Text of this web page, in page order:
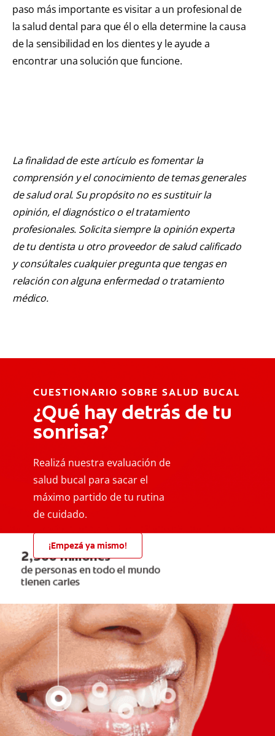
paso más importante es visitar a un profesional de
la salud dental para que él o ella determine la causa
de la sensibilidad en los dientes y le ayude a
encontrar una solución que funcione.
La finalidad de este artículo es fomentar la
comprensión y el conocimiento de temas generales
de salud oral. Su propósito no es sustituir la
opinión, el diagnóstico o el tratamiento
profesionales. Solicita siempre la opinión experta
de tu dentista u otro proveedor de salud calificado
y consúltales cualquier pregunta que tengas en
relación con alguna enfermedad o tratamiento
médico.
CUESTIONARIO SOBRE SALUD BUCAL
¿Qué hay detrás de tu
sonrisa?
Realizá nuestra evaluación de
salud bucal para sacar el
máximo partido de tu rutina
de cuidado.
¡Empezá ya mismo!